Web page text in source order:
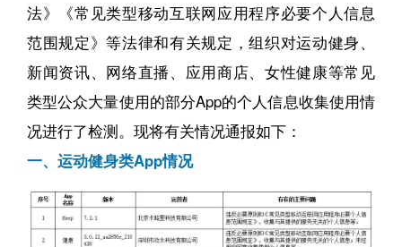
法》《常见类型移动互联网应用程序必要个人信息
范围规定》等法律和有关规定，组织对运动健身、
新闻资讯、网络直播、应用商店、女性健康等常见
类型公众大量使用的部分App的个人信息收集使用情
况进行了检测。现将有关情况通报如下：
一、运动健身类App情况